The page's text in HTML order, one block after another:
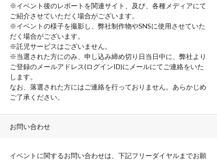
※イベント後のレポートを関連サイト、及び、各種メディアにて
ご紹介させていただく場合がございます。
※イベントの様子を撮影し、弊社制作物やSNSに使用させていた
だく場合がございます。
※託児サービスはございません。
※当選された方にのみ、申し込み締め切り日当日中に、弊社より
ご登録のメールアドレス(ログインID)にメールにてご連絡をいた
します。
なお、落選された方にはご連絡を行っておりません。あらかじめ
ご了承ください。
お問い合わせ
イベントに関するお問い合わせは、下記フリーダイヤルまでお願